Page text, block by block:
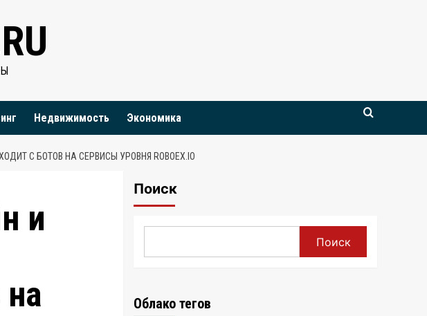
Недвижимость Экономика
С БОТОВ НА СЕРВИСЫ УРОВНЯ ROBOEX.IO
и
Поиск
Поиск
Облако тегов